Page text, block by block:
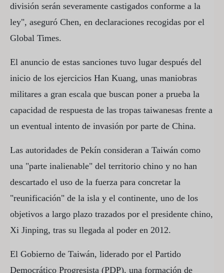
división serán severamente castigados conforme a la
ley", aseguró Chen, en declaraciones recogidas por el
Global Times.
El anuncio de estas sanciones tuvo lugar después del
inicio de los ejercicios Han Kuang, unas maniobras
militares a gran escala que buscan poner a prueba la
capacidad de respuesta de las tropas taiwanesas frente a
un eventual intento de invasión por parte de China.
Las autoridades de Pekín consideran a Taiwán como
una "parte inalienable" del territorio chino y no han
descartado el uso de la fuerza para concretar la
"reunificación" de la isla y el continente, uno de los
objetivos a largo plazo trazados por el presidente chino,
Xi Jinping, tras su llegada al poder en 2012.
El Gobierno de Taiwán, liderado por el Partido
Democrático Progresista (PDP), una formación de